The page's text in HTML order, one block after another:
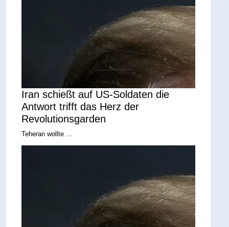
Iran schießt auf US-Soldaten die
Antwort trifft das Herz der
Revolutionsgarden
Teheran wollte ...